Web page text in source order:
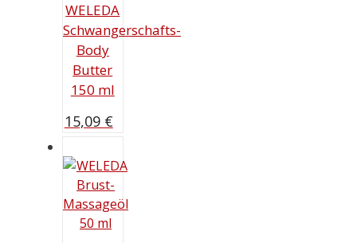
WELEDA
Schwangerschafts-
Body
Butter
150 ml
15,09 €